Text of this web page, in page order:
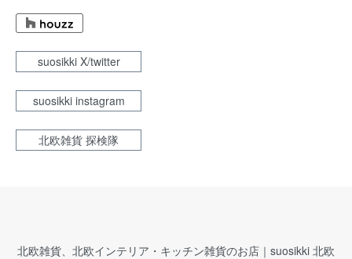
suosikki X/twitter
suosikki instagram
北欧雑貨 探検隊
北欧雑貨、北欧インテリア・キッチン雑貨のお店｜suosikki 北欧